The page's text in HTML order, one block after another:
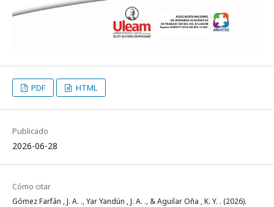
PDF HTML
Publicado
2026-06-28
Cómo citar
Gómez Farfán , J. A. ., Yar Yandún , J. A. ., & Aguilar Oña , K. Y. . (2026).